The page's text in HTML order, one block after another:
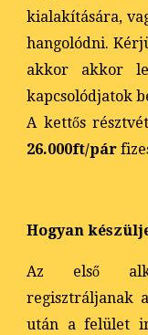
kialakítására,
hangolódni.
akkor akkor
kapcsolódjatok
A kettős
26.000ft/pár
Hogyan
Az első
regisztráljanak a
után a felület